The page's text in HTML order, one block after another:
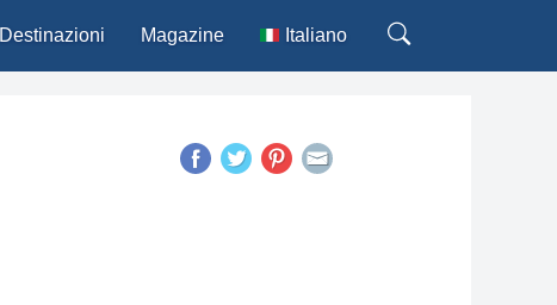
Destinazioni Magazine Italiano
Español